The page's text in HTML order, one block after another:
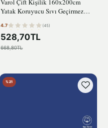
Varol Çift Kişilik 160x200cm
Yatak Koruyucu Sıvı Geçirmez
4.7 (45)
528,70TL
668,80TL
%21